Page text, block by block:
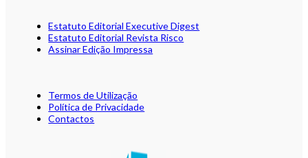
Estatuto Editorial Executive Digest
Estatuto Editorial Revista Risco
Assinar Edição Impressa
Termos de Utilização
Política de Privacidade
Contactos